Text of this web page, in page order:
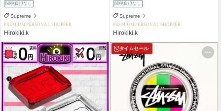
関税負担なし
Supreme
PREMIUM PERSONAL SHOPPER
Hirokiki.k
関税負担なし
Supreme
PREMIUM PERSONAL SHOPPER
Hirokiki.k
タイムセール